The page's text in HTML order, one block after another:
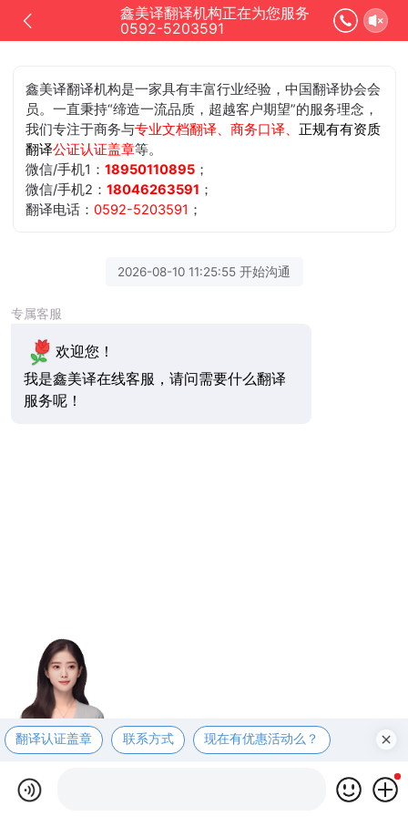
鑫美译翻译机构正在为您服务
0592-5203591
鑫美译翻译机构是一家具有丰富行业经验，中国翻译协会会
员。一直秉持“缔造一流品质，超越客户期望”的服务理念，
我们专注于商务与专业文档翻译、商务口译、 正规有有资质
翻译公证认证盖章等。
微信/手机1：18950110895 ；
微信/手机2：18046263591 ；
翻译电话：0592-5203591 ；
2026-08-10 11:25:55 开始沟通
专属客服
欢迎您！
我是鑫美译在线客服，请问需要什么翻译
服务呢！
翻译认证盖章 联系方式 现在有优惠活动么？